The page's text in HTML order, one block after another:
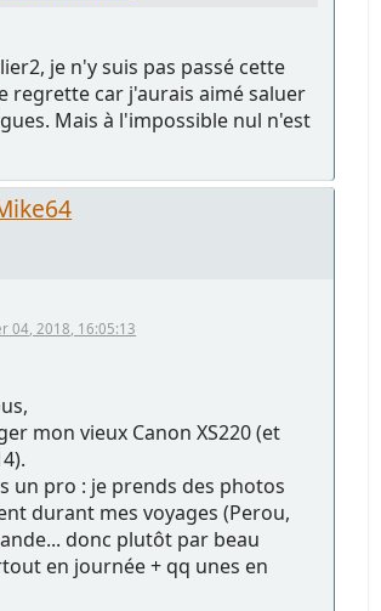
je n'y suis pas passé cette
regrette car j'aurais aimé saluer
Mais à l'impossible nul n'est
04, 2018, 16:05:13
mon vieux Canon XS220 (et
un pro : je prends des photos
durant mes voyages (Perou,
donc plutôt par beau
en journée + qq unes en